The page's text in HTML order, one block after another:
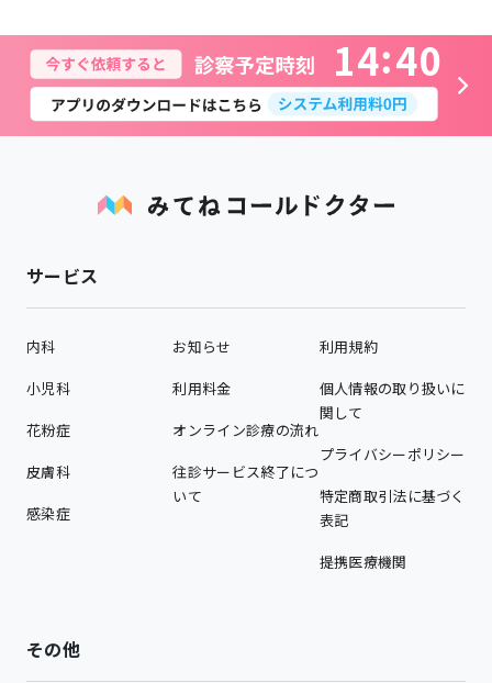
14 40
サービス
内科
小児科
花粉症
皮膚科
感染症
お知らせ
利用料金
オンライン診療の流れ
往診サービス終了につ
いて
利用規約
個人情報の取り扱いに
関して
プライバシーポリシー
特定商取引法に基づく
表記
提携医療機関
その他